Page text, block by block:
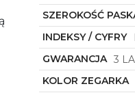
SZEROKOŚĆ
INDEKSY / CYFRY
GWARANCJA 3
KOLOR ZEGARKA
Czekają na Ciebie...
ZEGARKI I
-5% na smawrtwache
o promocjach i